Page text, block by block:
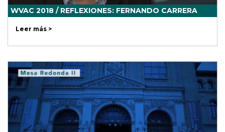
WVAC 2018 / REFLEXIONES: FERNANDO CARRERA
Leer más >